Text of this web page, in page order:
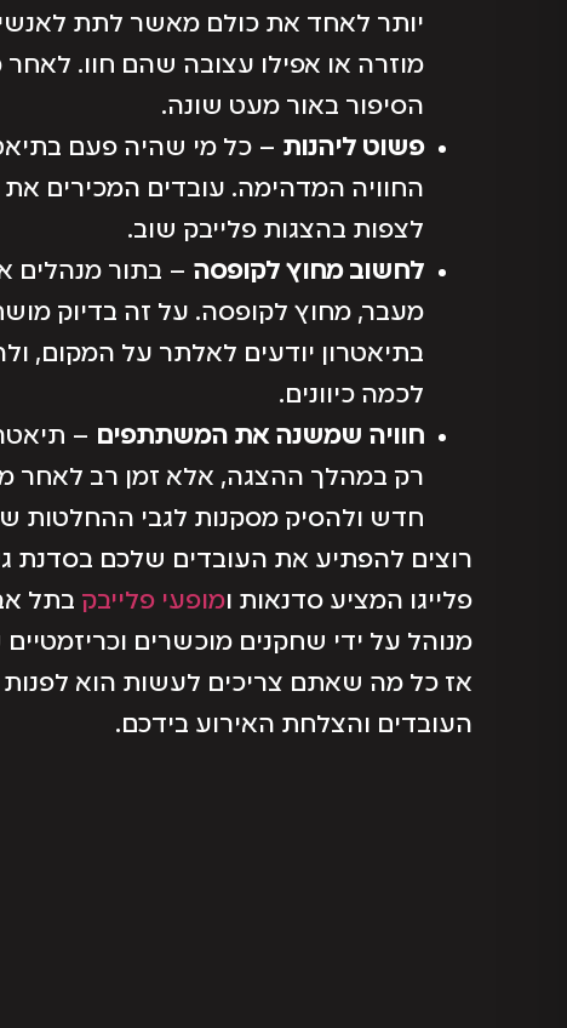
יותר לאחד את כולם מאשר לתת
מוזרה או אפילו עצובה שהם חוו. לאחר
הסיפור באור מעט שונה.
פשוט ליהנות – כל מי שהיה פעם
החוויה המדהימה. עובדים המכירים
לצפות בהצגות פלייבק שוב.
לחשוב מחוץ לקופסה – בתור מנהלים
מעבר, מחוץ לקופסה. על זה בדיוק
בתיאטרון יודעים לאלתר על המקום,
לכמה כיוונים.
חוויה שמשנה את המשתתפים –
רק במהלך ההצגה, אלא זמן רב לאחר
חדש ולהסיק מסקנות לגבי ההחלטות
רוצים להפתיע את העובדים שלכם בסדנת
פלייגו המציע סדנאות ומופעי פלייבק בתל
מנוהל על ידי שחקנים מוכשרים
אז כל מה שאתם צריכים לעשות הוא לפנות
העובדים והצלחת האירוע בידכם.